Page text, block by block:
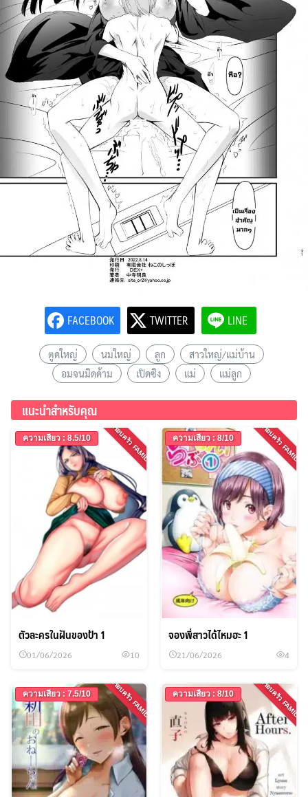
FACEBOOK TWITTER LINE
ตูดใหญ่ นมใหญ่ ลูก
สาวใหญ่/แม่บ้าน
อมจนมิดด้าม
เปิดซิง แม่ แม่ลูก
แนะนำสำหรับคุณ
ครอบครัว FAMILY
ความเสียว : 8.5/10
ตัวละครในฝันของป้า 1
01/06/2026 10
ครอบครัว FAMILY
ความเสียว : 8/10
จองพี่สาวได้ไหมฮะ 1
21/06/2026 4
ครอบครัว FAMILY
ความเสียว : 7.5/10 ครอบครัว FAMILY
ความเสียว : 8/10